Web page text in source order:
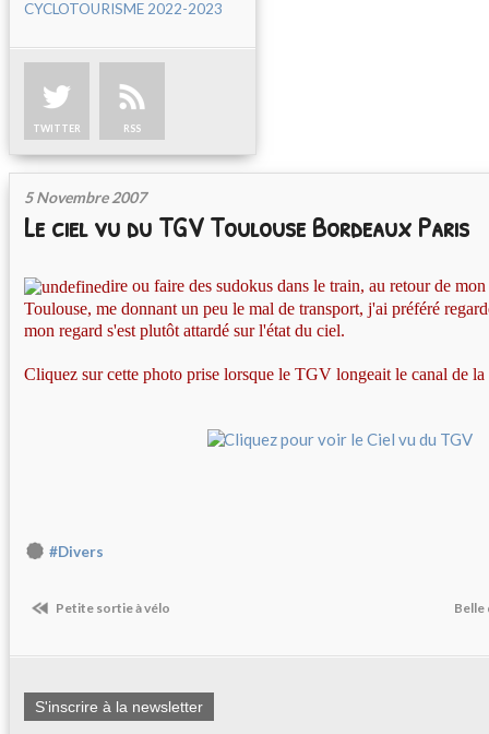
CYCLOTOURISME 2022-2023
TWITTER RSS
5 Novembre 2007
Le ciel vu du TGV Toulouse Bordeaux Paris
ire ou faire des sudokus dans le train, au retour de mon
Toulouse, me donnant un peu le mal de transport, j'ai préféré
mon regard s'est plutôt attardé sur l'état du ciel.
Cliquez sur cette photo prise lorsque le TGV longeait le canal de la
#Divers
Petite sortie à vélo Belle
S'inscrire à la newsletter